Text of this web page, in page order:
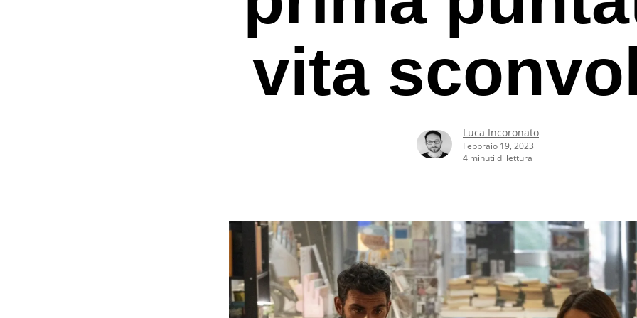
Premi invio per cercare o ESC per uscire
vita
Luca Incoronato
Febbraio 19, 2023
4 minuti di lettura